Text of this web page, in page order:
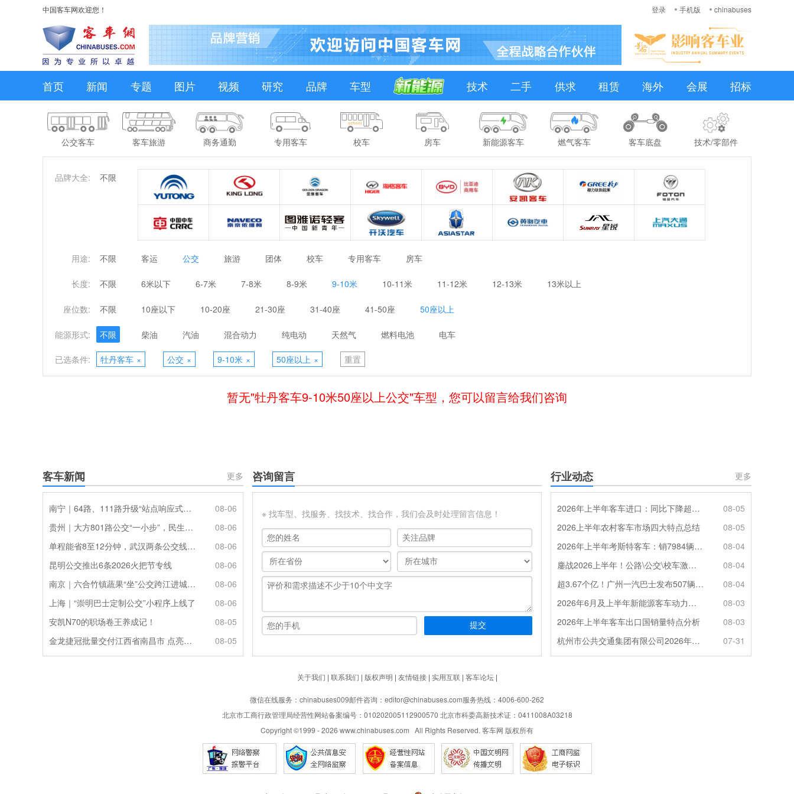
中国客车网欢迎您！ 登录 手机版 chinabuses
首页 新闻 专题 图片 视频 研究 品牌 车型 技术 二手 供求 租赁 海外 会展 招标
公交客车 客车旅游 商务通勤 专用客车 校车 房车 新能源客车 燃气客车 客车底盘 技术/零部件
品牌大全: 不限
用途: 不限 客运 公交 旅游 团体 校车 专用客车 房车
长度: 不限 6米以下 6-7米 7-8米 8-9米 9-10米 10-11米 11-12米 12-13米 13米以上
座位数: 不限 10座以下 10-20座 21-30座 31-40座 41-50座 50座以上
能源形式: 不限 柴油 汽油 混合动力 纯电动 天然气 燃料电池 电车
已选条件: 牡丹客车 × 公交 × 9-10米 × 50座以上 × 重置
暂无"牡丹客车9-10米50座以上公交"车型，您可以留言给我们咨询
客车新闻 更多
南宁｜64路、111路升级“站点响应式停靠”
08-06
贵州｜大方801路公交“一小步”，民生幸福“一大步”
08-06
单程能省8至12分钟，武汉两条公交线路试点“按需停靠”
08-06
昆明公交推出6条2026火把节专线
08-06
南京｜六合竹镇蔬果“坐”公交跨江进城来源：新华日报
08-06
上海｜“崇明巴士定制公交”小程序上线了
08-06
安凯N70的职场卷王养成记！
08-05
金龙捷冠批量交付江西省南昌市 点亮城乡便民定制出行
08-05
咨询留言
※ 找车型、找服务、找技术、找合作，我们会及时处理留言信息！
行业动态 更多
2026年上半年客车进口：同比下降超4成，轻客主体地位凸显
08-05
2026上半年农村客车市场四大特点总结
08-05
2026年上半年考斯特客车：销7984辆 6米领涨领跑 电动化提速
08-04
鏖战2026上半年！公路\公交\校车激烈角逐，谁问鼎赛道赢家?
08-04
超3.67个亿！广州一汽巴士发布507辆纯电动城市客车采购中标公告
08-04
2026年6月及上半年新能源客车动力电池装机量特点分析
08-03
2026年上半年客车出口国销量特点分析
08-03
杭州市公共交通集团有限公司2026年100辆纯电动城市客车采购招标公告
07-31
关于我们 | 联系我们 | 版权声明 | 友情链接| 实用互联| 客车论坛|
微信在线服务：chinabuses009邮件咨询：editor@chinabuses.com服务热线：4006-600-262
北京市工商行政管理局经营性网站备案编号：010202005112900570 北京市科委高新技术证：0411008A03218
Copyright ©1999 -2026 www.chinabuses.com All Rights Reserved. 客车网 版权所有